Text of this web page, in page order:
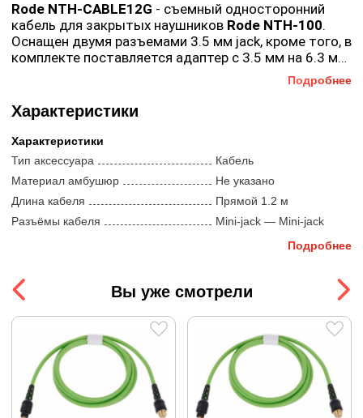
Rode NTH-CABLE12G - съемный односторонний
кабель для закрытых наушников Rode NTH-100.
Оснащен двумя разъемами 3.5 мм jack, кроме того, в
комплекте поставляется адаптер с 3.5 мм на 6.3 мм.
На одном конце кабеля фиксирующий разъем,
который надежно крепится к одной из чашек для
уха. Длина составляет 120 см. Выполнен в зеленом
цвете.
Подробнее
Характеристики
Характеристики
Тип аксессуара
Кабель
Материал амбушюр
Не указано
Длина кабеля
Прямой 1.2 м
Разъёмы кабеля
Mini-jack — Mini-jack
Вес
0.1 кг
Подробнее
Вы уже смотрели